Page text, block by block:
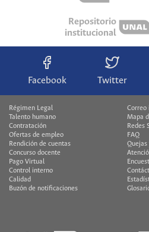
Repositorio
institucional
Facebook Twitter
Régimen Legal
Talento humano
Contratación
Ofertas de empleo
Rendición de cuentas
Concurso docente
Pago Virtual
Control interno
Calidad
Buzón de notificaciones
Correo
Mapa
Redes
FAQ